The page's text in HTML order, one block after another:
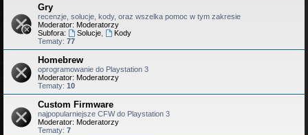
Gry
recenzje, solucje, kody, oraz wszelka pomoc w tym zakresie
Moderator: Moderatorzy
Subfora:
Solucje,
Kody
Tematy: 77
Homebrew
oprogramowanie do Playstation 3
Moderator: Moderatorzy
Tematy: 10
Custom Firmware
najpopularniejsze CFW do Playstation 3
Moderator: Moderatorzy
Tematy: 7